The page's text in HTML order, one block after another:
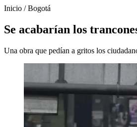
Inicio /Bogotá
Se acabarían los
Una obra que pedían a gritos los